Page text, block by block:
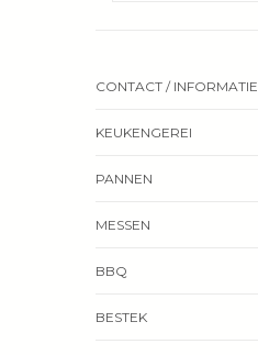
CONTACT / INFORMATIE
KEUKENGEREI
PANNEN
MESSEN
BBQ
BESTEK